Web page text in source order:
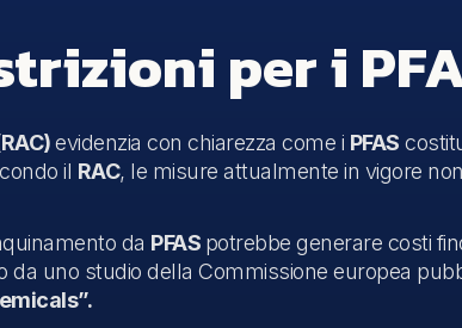
per i
evidenzia con chiarezza come i PFAS
il RAC, le misure attualmente in vigore
da PFAS potrebbe generare costi
da uno studio della Commissione europea